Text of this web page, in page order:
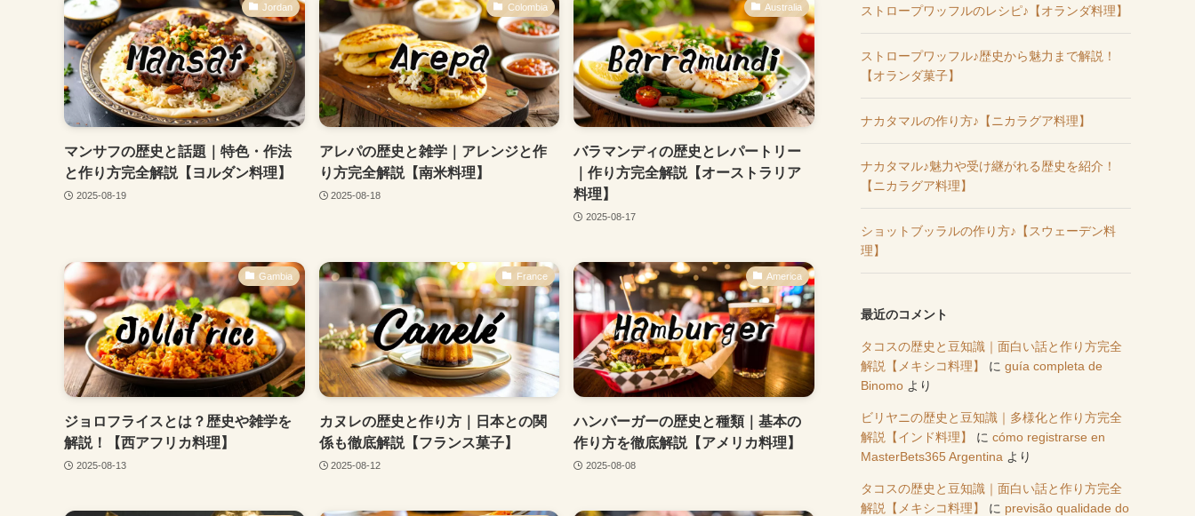
Jordan
マンサフの歴史と話題｜特色・作法
と作り方完全解説【ヨルダン料理】
2025-08-19
Colombia
アレパの歴史と雑学｜アレンジと作
り方完全解説【南米料理】
2025-08-18
Australia
バラマンディの歴史とレパートリー
｜作り方完全解説【オーストラリア
料理】
2025-08-17
Gambia
ジョロフライスとは？歴史や雑学を
解説！【西アフリカ料理】
2025-08-13
France
カヌレの歴史と作り方｜日本との関
係も徹底解説【フランス菓子】
2025-08-12
America
ハンバーガーの歴史と種類｜基本の
作り方を徹底解説【アメリカ料理】
2025-08-08
ストロープワッフルのレシピ♪【オランダ料理】
ストロープワッフル♪歴史から魅力まで解説！
【オランダ菓子】
ナカタマルの作り方♪【ニカラグア料理】
ナカタマル♪魅力や受け継がれる歴史を紹介！
【ニカラグア料理】
ショットブッラルの作り方♪【スウェーデン料
理】
最近のコメント
タコスの歴史と豆知識｜面白い話と作り方完全
解説【メキシコ料理】
に guía completa de
Binomo より
ビリヤニの歴史と豆知識｜多様化と作り方完全
解説【インド料理】
に cómo registrarse en
MasterBets365 Argentina より
タコスの歴史と豆知識｜面白い話と作り方完全
解説【メキシコ料理】
に previsão qualidade do